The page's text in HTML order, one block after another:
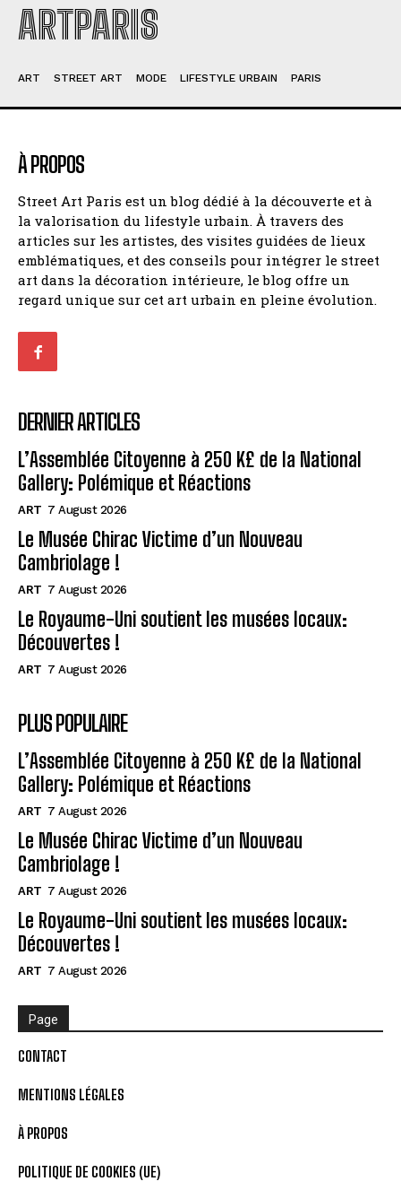
ARTPARIS
ART STREET ART MODE LIFESTYLE URBAIN PARIS
À PROPOS
Street Art Paris est un blog dédié à la découverte et à
la valorisation du lifestyle urbain. À travers des
articles sur les artistes, des visites guidées de lieux
emblématiques, et des conseils pour intégrer le street
art dans la décoration intérieure, le blog offre un
regard unique sur cet art urbain en pleine évolution.
DERNIER ARTICLES
L’Assemblée Citoyenne à 250 K£ de la National
Gallery: Polémique et Réactions
ART 7 August 2026
Le Musée Chirac Victime d’un Nouveau
Cambriolage !
ART 7 August 2026
Le Royaume-Uni soutient les musées locaux:
Découvertes !
ART 7 August 2026
PLUS POPULAIRE
L’Assemblée Citoyenne à 250 K£ de la National
Gallery: Polémique et Réactions
ART 7 August 2026
Le Musée Chirac Victime d’un Nouveau
Cambriolage !
ART 7 August 2026
Le Royaume-Uni soutient les musées locaux:
Découvertes !
ART 7 August 2026
Page
CONTACT
MENTIONS LÉGALES
À PROPOS
POLITIQUE DE COOKIES (UE)